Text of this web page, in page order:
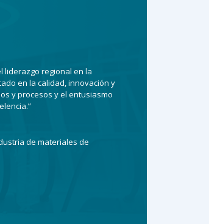
liderazgo regional en la
en la calidad, innovación y
y procesos y el entusiasmo
de materiales de